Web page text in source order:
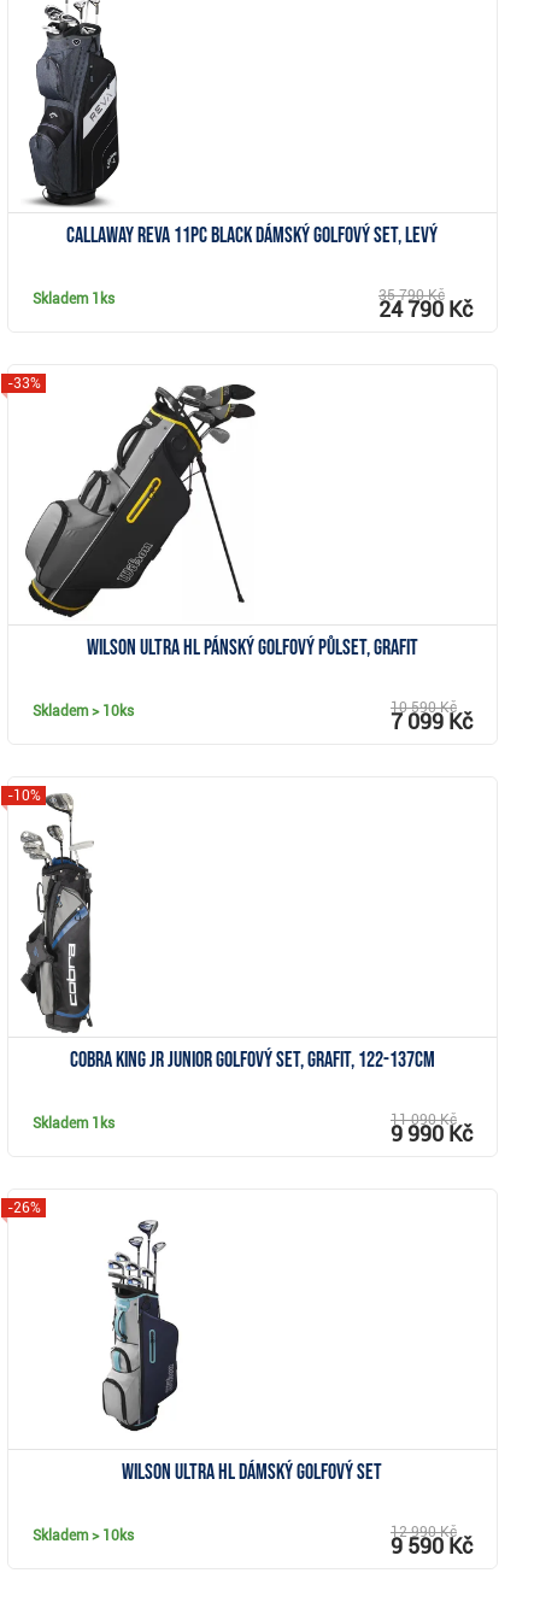
Callaway REVA 11PC Black dámský golfový set, levý
Skladem 1ks 35 790 Kč
24 790 Kč
Wilson Ultra HL pánský golfový půlset, grafit
-33%
Skladem> 10ks 10 590 Kč
7 099 Kč
Zobrazit
Cobra KING JR junior golfový set, grafit, 122-137cm
-10%
Skladem 1ks 11 090 Kč
9 990 Kč
Wilson Ultra HL dámský golfový set
-26%
Skladem> 10ks 12 990 Kč
9 590 Kč